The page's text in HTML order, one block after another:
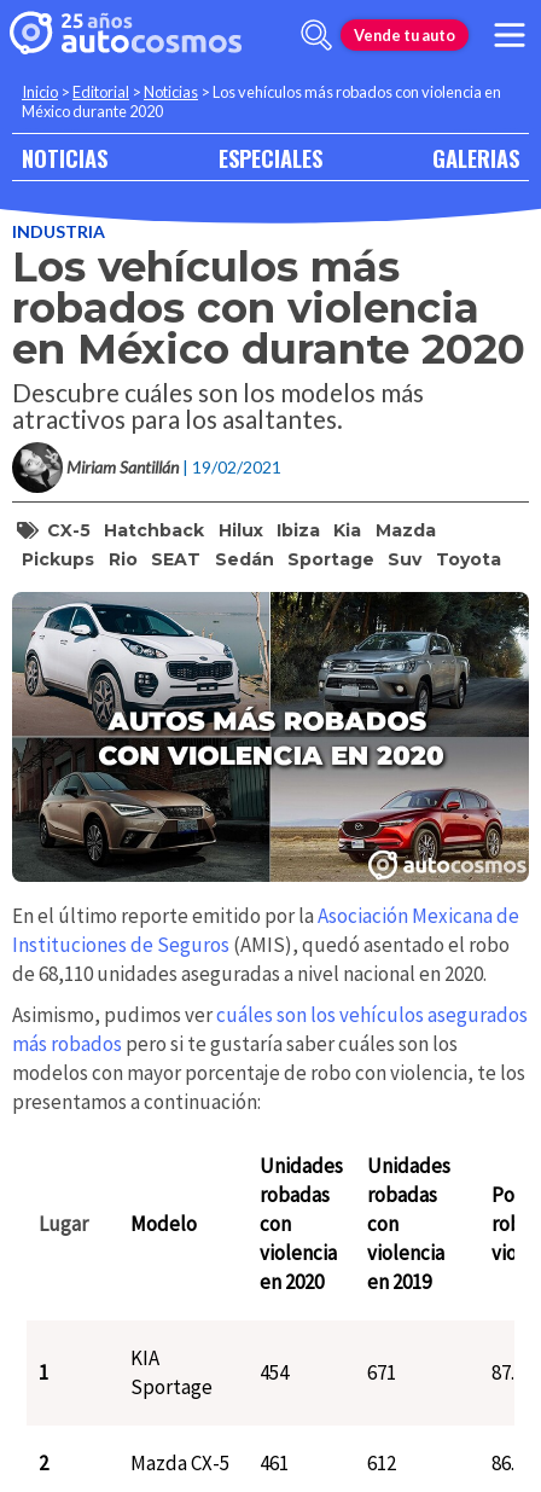
Vende tu auto
Inicio >Editorial >Noticias >Los vehículos más robados con violencia en
México durante 2020
NOTICIAS ESPECIALES GALERIAS
INDUSTRIA
Los vehículos más
robados con violencia
en México durante 2020
Descubre cuáles son los modelos más
atractivos para los asaltantes.
Miriam Santillán | 19/02/2021
CX-5 Hatchback Hilux Ibiza Kia
Mazda
Pickups
Rio SEAT Sedán Sportage Suv Toyota
En el último reporte emitido por laAsociación Mexicana de
Instituciones de Seguros (AMIS), quedó asentado el robo
de 68,110 unidades aseguradas a nivel nacional en 2020.
Asimismo, pudimos vercuáles son los vehículos asegurados
más robados pero si te gustaría saber cuáles son los
modelos con mayor porcentaje de robo con violencia, te los
presentamos a continuación:
Lugar Modelo
Unidades
robadas
con
violencia
en 2020
Unidades
robadas
con
violencia
en 2019
robo
1
KIA
Sportage
454 671 87.8%
2 Mazda CX-5 461 612 86.8%